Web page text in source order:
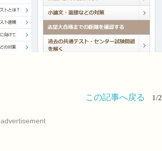
この記事へ戻る 1/2
advertisement